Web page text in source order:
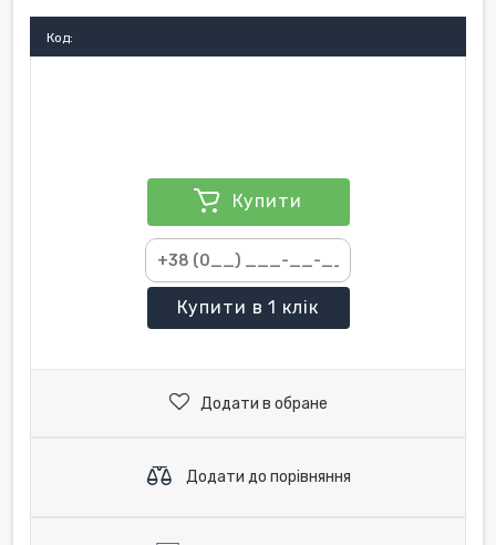
Код:
Купити
Купити в 1 клік
Додати в обране
Додати до порівняння